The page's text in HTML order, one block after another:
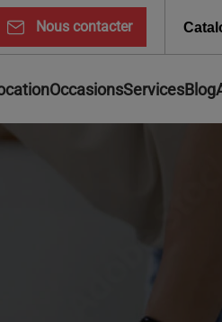
Nous contacter
OccasionsServicesBlog